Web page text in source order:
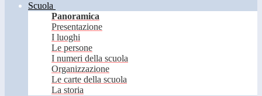
Scuola
Panoramica
Presentazione
I luoghi
Le persone
I numeri della scuola
Organizzazione
Le carte della scuola
La storia